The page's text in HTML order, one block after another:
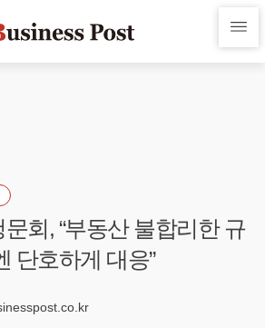
회, “부동산 불합리한 규
단호하게 대응”